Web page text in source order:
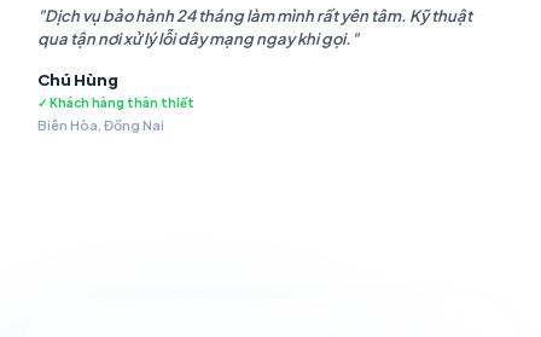
"Dịch vụ bảo hành 24 tháng làm mình rất yên tâm. Kỹ thuật
qua tận nơi xử lý lỗi dây mạng ngay khi gọi."
Chú Hùng
✓ Khách hàng thân thiết
Biên Hòa, Đồng Nai